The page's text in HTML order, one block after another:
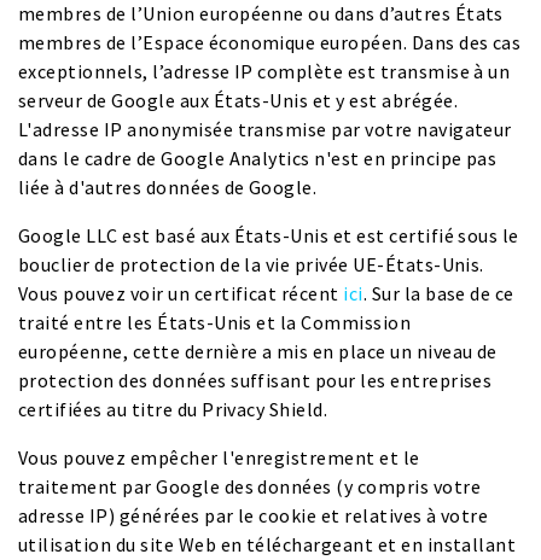
membres de l’Union européenne ou dans d’autres États
membres de l’Espace économique européen. Dans des cas
exceptionnels, l’adresse IP complète est transmise à un
serveur de Google aux États-Unis et y est abrégée.
L'adresse IP anonymisée transmise par votre navigateur
dans le cadre de Google Analytics n'est en principe pas
liée à d'autres données de Google.
Google LLC est basé aux États-Unis et est certifié sous le
bouclier de protection de la vie privée UE-États-Unis.
Vous pouvez voir un certificat récent ici. Sur la base de ce
traité entre les États-Unis et la Commission
européenne, cette dernière a mis en place un niveau de
protection des données suffisant pour les entreprises
certifiées au titre du Privacy Shield.
Vous pouvez empêcher l'enregistrement et le
traitement par Google des données (y compris votre
adresse IP) générées par le cookie et relatives à votre
utilisation du site Web en téléchargeant et en installant